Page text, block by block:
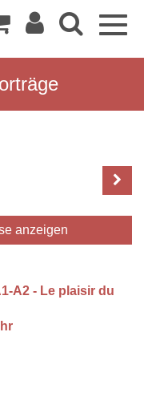
anzeigen
A2 - Le plaisir du